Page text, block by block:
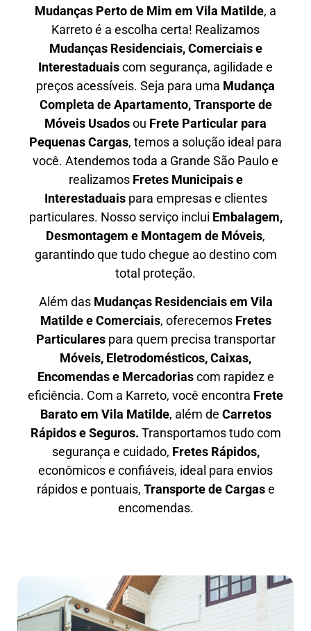
Mudanças Perto de Mim em Vila Matilde, a
Karreto é a escolha certa! Realizamos
Mudanças Residenciais, Comerciais e
Interestaduaiscom segurança, agilidade e
preços acessíveis. Seja para uma Mudança
Completa de Apartamento, Transporte de
Móveis Usadosou Frete Particular para
Pequenas Cargas, temos a solução ideal para
você. Atendemostoda a Grande São Pauloe
realizamos Fretes Municipais e
Interestaduaispara empresas e clientes
particulares. Nosso serviço inclui Embalagem,
Desmontagem e Montagem de Móveis,
garantindo que tudo chegue ao destino com
total proteção.
Além das Mudanças Residenciais em Vila
Matilde e Comerciais, oferecemos Fretes
Particularespara quem precisa transportar
Móveis, Eletrodomésticos, Caixas,
Encomendas e Mercadoriascom rapidez e
eficiência. Com a Karreto, você encontra Frete
Barato em Vila Matilde, além de Carretos
Rápidos e Seguros. Transportamos tudo com
segurança e cuidado, Fretes Rápidos,
econômicos e confiáveis, ideal para envios
rápidos e pontuais, Transporte de Cargase
encomendas.